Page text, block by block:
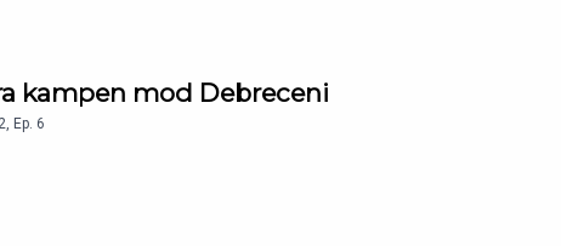
kampen mod Debreceni
Ep. 6